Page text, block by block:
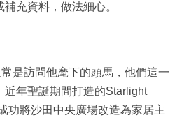
充資料，做法細心。
是訪問他麾下的頭馬，他們這一
近年聖誕期間打造的Starlight
功將沙田中央廣場改造為家居主